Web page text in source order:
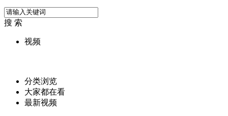
搜 索
视频
分类浏览
大家都在看
最新视频